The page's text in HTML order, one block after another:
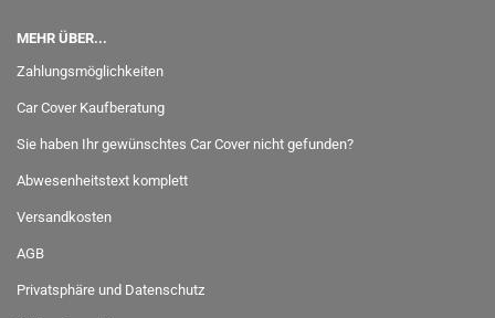
MEHR ÜBER...
Zahlungsmöglichkeiten
Car Cover Kaufberatung
Sie haben Ihr gewünschtes Car Cover nicht gefunden?
Abwesenheitstext komplett
Versandkosten
AGB
Privatsphäre und Datenschutz